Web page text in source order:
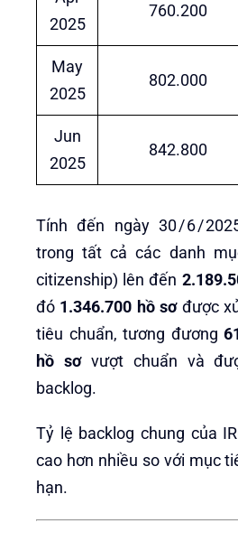
2025
760.200
May
2025
802.000
Jun
2025
842.800
Tính đến ngày 30 / 6 /
trong tất cả các danh
citizenship) lên đến
đó 1.346.700 hồ sơđược
tiêu chuẩn, tương đương
hồ sơvượt chuẩn và
backlog.
Tỷ lệ backlog chung của
cao hơn nhiều so với mục
hạn.